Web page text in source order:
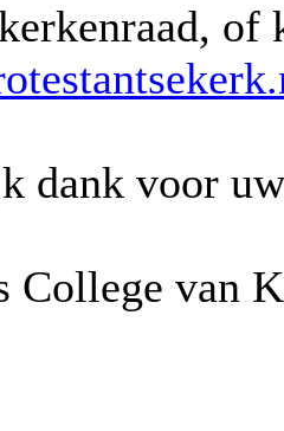
of
dank voor
College van